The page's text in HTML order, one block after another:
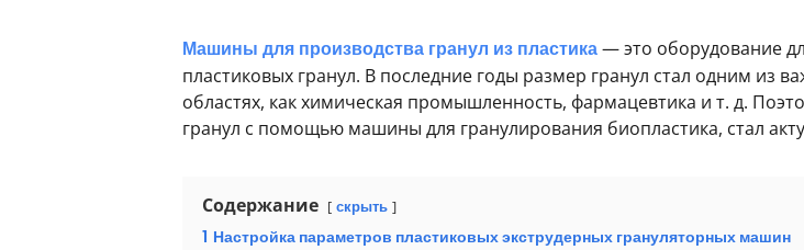
Машины для производства гранул из пластика— это оборудование
пластиковых гранул. В последние годы размер гранул стал одним из
областях, как химическая промышленность, фармацевтика и т. д.
гранул с помощью машины для гранулирования биопластика, стал
Содержание скрыть
1 Настройка параметров пластиковых экструдерных грануляторных машин